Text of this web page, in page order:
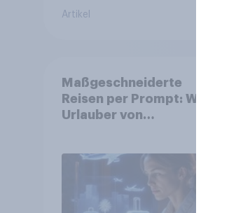
Artikel
Maßgeschneiderte
Reisen per Prompt: Was
Urlauber von
Tools bei der
Reiseplanung bereits
genutzt werden